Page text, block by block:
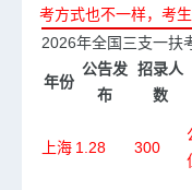
考方式也不一样，考
2026年全国三支一扶
年份
公告发
布
招录人
数
上海 1.28 300